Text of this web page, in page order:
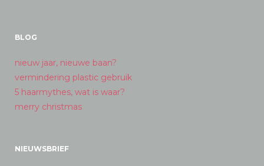
BLOG
nieuw jaar, nieuwe baan?
vermindering plastic gebruik
5 haarmythes, wat is waar?
merry christmas
NIEUWSBRIEF